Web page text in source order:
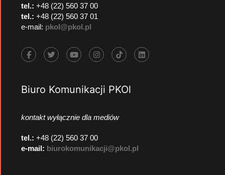
tel.: +48 (22) 560 37 00
tel.: +48 (22) 560 37 01
e-mail: pkol@pkol.pl
Biuro Komunikacji PKOl
kontakt wyłącznie dla mediów
tel.: +48 (22) 560 37 00
e-mail: biurokomunikacji@pkol.pl